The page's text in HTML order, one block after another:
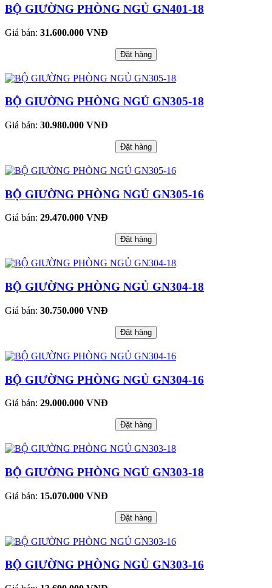
BỘ GIƯỜNG PHÒNG NGỦ GN401-18
Giá bán: 31.600.000 VNĐ
Đặt hàng
BỘ GIƯỜNG PHÒNG NGỦ GN305-18
Giá bán: 30.980.000 VNĐ
Đặt hàng
BỘ GIƯỜNG PHÒNG NGỦ GN305-16
Giá bán: 29.470.000 VNĐ
Đặt hàng
BỘ GIƯỜNG PHÒNG NGỦ GN304-18
Giá bán: 30.750.000 VNĐ
Đặt hàng
BỘ GIƯỜNG PHÒNG NGỦ GN304-16
Giá bán: 29.000.000 VNĐ
Đặt hàng
BỘ GIƯỜNG PHÒNG NGỦ GN303-18
Giá bán: 15.070.000 VNĐ
Đặt hàng
BỘ GIƯỜNG PHÒNG NGỦ GN303-16